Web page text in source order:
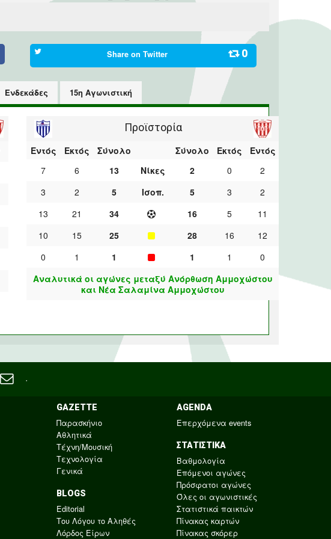
Share on Twitter 0
Ενδεκάδες 15η Αγωνιστική
Προϊστορία
Εντός Εκτός Σύνολο Σύνολο Εκτός
Εντός
7
6 13 Νίκες 2 0
2
3
2 5 Ισοπ. 5 3
2
13
21 34 16 5
11
10
15 25 28 16
12
0
1 1 1 1
0
Αναλυτικά οι αγώνες μεταξύ Ανόρθωση Αμμοχώστου
και Νέα Σαλαμίνα Αμμοχώστου
·
GAZETTE
Παρασκήνιο
Αθλητικά
Τέχνη/Μουσική
Τεχνολογία
Γενικά
BLOGS
Editorial
Του Λόγου το Αληθές
Λόρδος Είρων
AGENDA
Επερχόμενα events
ΣΤΑΤΙΣΤΙΚΑ
Βαθμολογία
Επόμενοι αγώνες
Πρόσφατοι αγώνες
Όλες οι αγωνιστικές
Στατιστικά παικτών
Πίνακας καρτών
Πίνακας σκόρερ